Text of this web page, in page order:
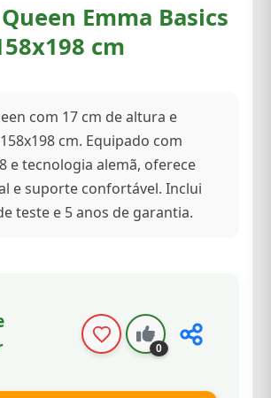
Emma Basics
cm
com 17 cm de altura e
cm. Equipado com
e tecnologia alemã, oferece
e suporte confortável. Inclui
teste e 5 anos de garantia.
0